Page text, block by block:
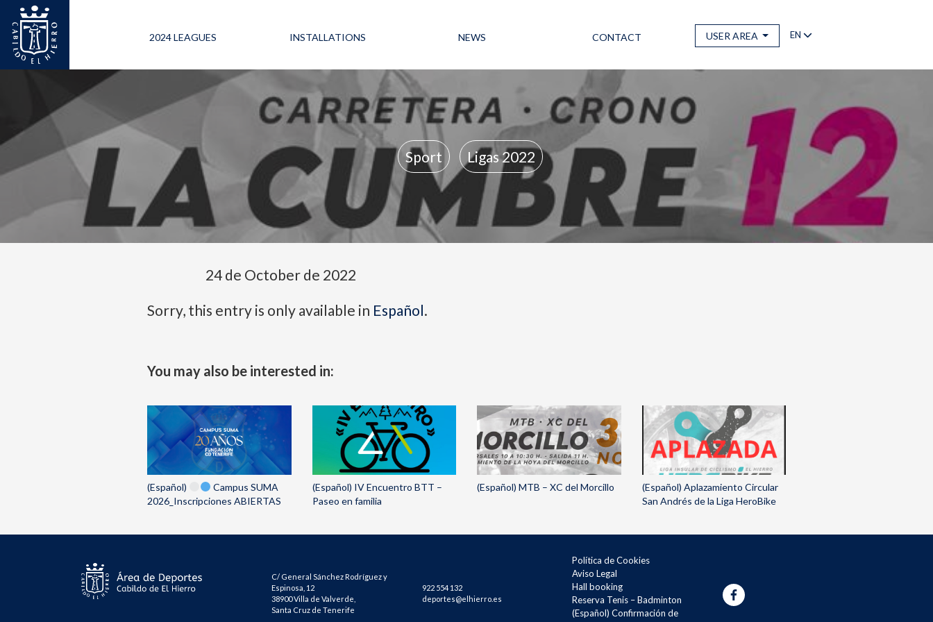
2024 LEAGUES INSTALLATIONS NEWS CONTACT USER AREA EN
Sport Ligas 2022
24 de October de 2022
Sorry, this entry is only available in Español.
You may also be interested in:
(Español)
Campus SUMA
2026_Inscripciones ABIERTAS
(Español) IV Encuentro BTT –
Paseo en familia
(Español) MTB – XC del Morcillo
(Español) Aplazamiento Circular
San Andrés de la Liga HeroBike
C/ General Sánchez Rodríguez y
Espinosa, 12
38900 Villa de Valverde,
Santa Cruz de Tenerife
922 554 132
deportes@elhierro.es
Política de Cookies
Aviso Legal
Hall booking
Reserva Tenis – Badminton
(Español) Confirmación de